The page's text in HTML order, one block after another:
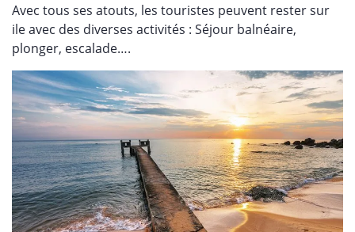
Avec tous ses atouts, les touristes peuvent rester sur
ile avec des diverses activités : Séjour balnéaire,
plonger, escalade….